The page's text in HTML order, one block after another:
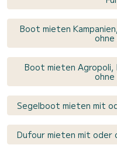
Boot mieten
ohne
Boot mieten
ohne
Segelboot mieten mit
Dufour mieten mit oder